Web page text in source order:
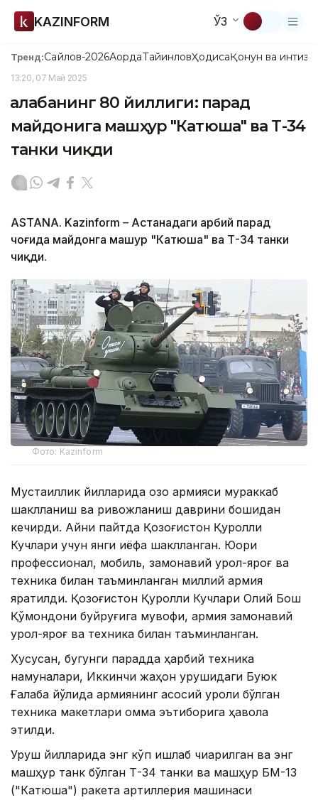
KAZINFORM ЎЗ
Тренд:Сайлов-2026АқордаТайинловҲодисаҚонун ва
13:20, 07 Май 2025
Ғалабанинг 80 йиллиги: парад
майдонига машҳур "Катюша" ва Т-34
танки чиқди
ASTANA. Kazinform – Астанадаги ҳарбий парад
чоғида майдонга машҳур "Катюша" ва Т-34 танки
чиқди.
Фото: Kazinform
Мустақиллик йилларида қозоқ армияси мураккаб
шаклланиш ва ривожланиш даврини бошидан
кечирди. Айни пайтда Қозоғистон Қуролли
Кучлари учун янги қиёфа шаклланган. Юқори
профессионал, мобиль, замонавий қурол-яроғ ва
техника билан таъминланган миллий армия
яратилди. Қозоғистон Қуролли Кучлари Олий Бош
Қўмондони буйруғига мувофиқ, армия замонавий
қурол-яроғ ва техника билан таъминланган.
Хусусан, бугунги парадда ҳарбий техника
намуналари, Иккинчи жаҳон урушидаги Буюк
Ғалаба йўлида армиянинг асосий қуроли бўлган
техника макетлари омма эътиборига ҳавола
этилди.
Уруш йилларида энг кўп ишлаб чиқарилган ва энг
машҳур танк бўлган Т-34 танки ва машҳур БМ-13
("Катюша") ракета артиллерия машинаси